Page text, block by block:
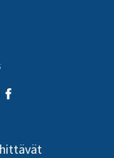
päivittää
voivat jäädä